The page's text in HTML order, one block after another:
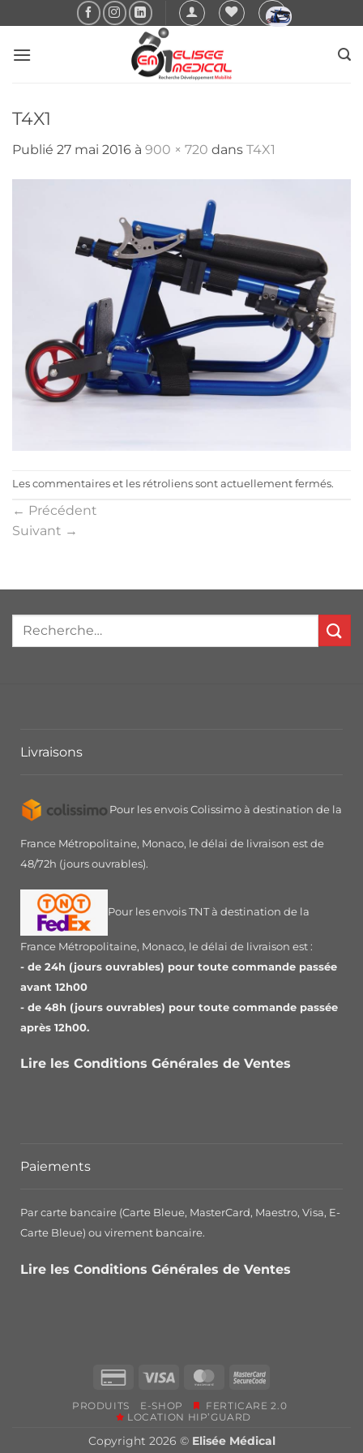
au
contenu
T4X1
Publié 27 mai 2016 à 900 × 720 dans T4X1
Les commentaires et les rétroliens sont actuellement fermés.
← Précédent
Suivant →
Livraisons
Pour les envois Colissimo à destination de la
France Métropolitaine, Monaco, le délai de livraison est de
48/72h (jours ouvrables).
Pour les envois TNT à destination de la
France Métropolitaine, Monaco, le délai de livraison est :
- de 24h (jours ouvrables) pour toute commande passée
avant 12h00
- de 48h (jours ouvrables) pour toute commande passée
après 12h00.
Lire les Conditions Générales de Ventes
Paiements
Par carte bancaire (Carte Bleue, MasterCard, Maestro, Visa, E-
Carte Bleue) ou virement bancaire.
Lire les Conditions Générales de Ventes
Credit
2
Visa MasterCardMasterCard
PRODUITS E-SHOP
FERTICARE 2.0
LOCATION HIP’GUARD
Copyright 2026 © Elisée Médical